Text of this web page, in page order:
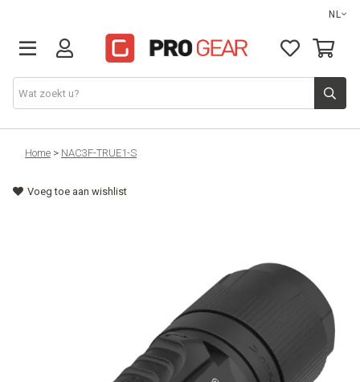
NL
DJ gear
Lights & effects
Home > NAC3F-TRUE1-S
Voeg toe aan wishlist